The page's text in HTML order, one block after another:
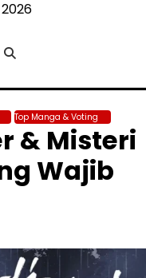
Top Manga & Voting
& Misteri
Wajib